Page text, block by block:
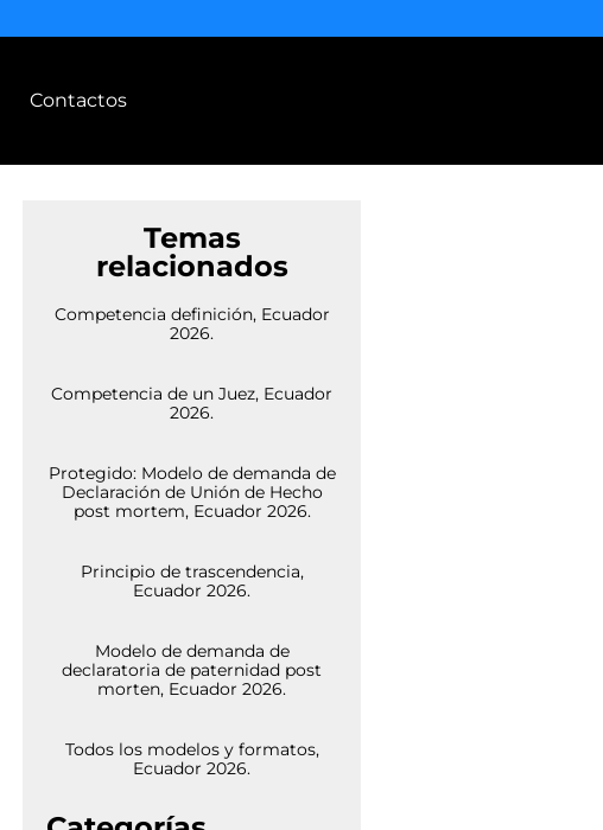
Contactos
Temas
relacionados
Competencia definición, Ecuador
2026.
Competencia de un Juez, Ecuador
2026.
Protegido: Modelo de demanda de
Declaración de Unión de Hecho
post mortem, Ecuador 2026.
Principio de trascendencia,
Ecuador 2026.
Modelo de demanda de
declaratoria de paternidad post
morten, Ecuador 2026.
Todos los modelos y formatos,
Ecuador 2026.